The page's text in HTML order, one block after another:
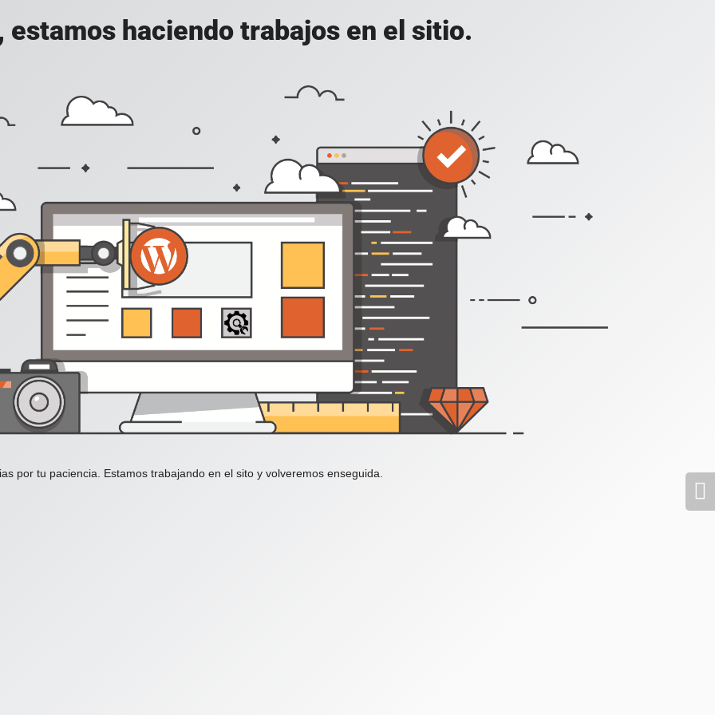
estamos haciendo trabajos en el sitio.
por tu paciencia. Estamos trabajando en el sito y volveremos enseguida.